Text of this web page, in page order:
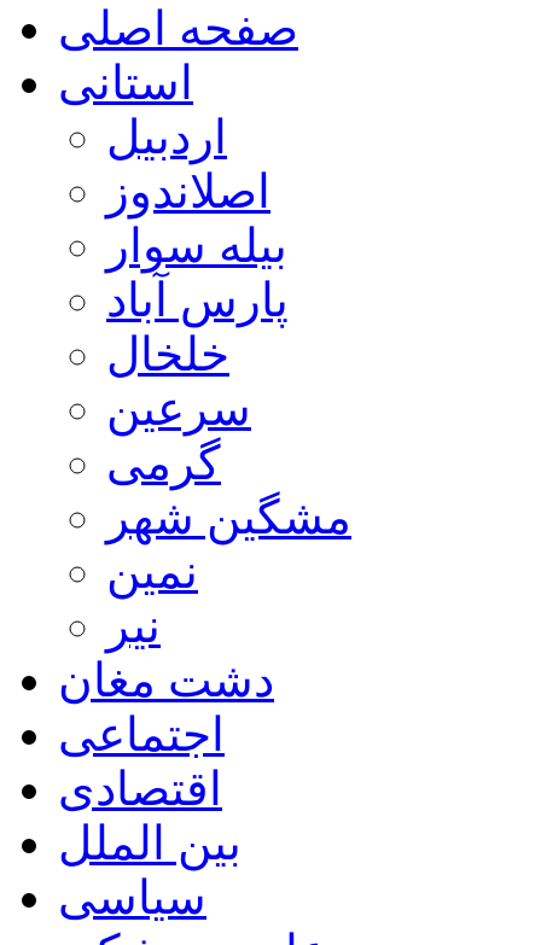
صفحه اصلی
استانی
اردبیل
اصلاندوز
بیله سوار
پارس آباد
خلخال
سرعین
گرمی
مشگین شهر
نمین
نیر
دشت مغان
اجتماعی
اقتصادی
بین الملل
سیاسی